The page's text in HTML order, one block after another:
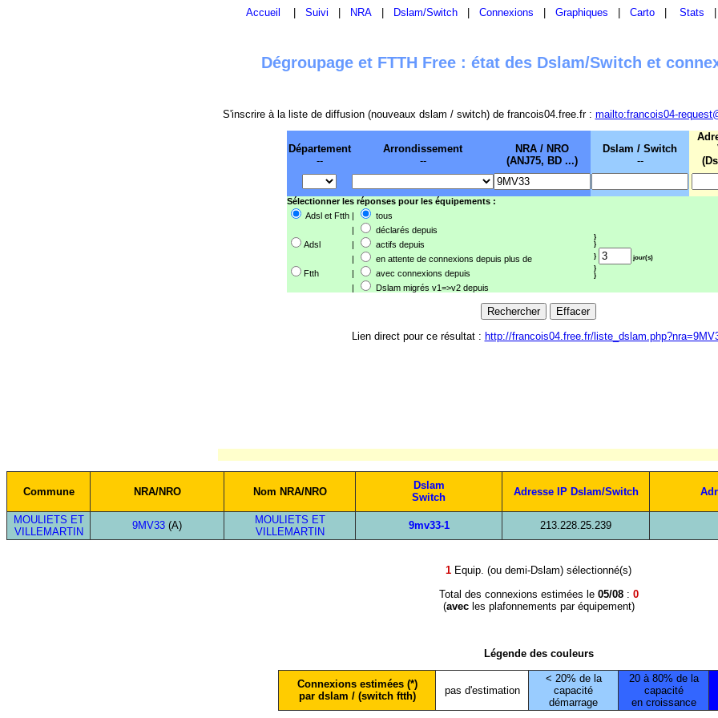
Accueil Suivi NRA Dslam/Switch Connexions Graphiques Carto Stats
Dégroupage et FTTH Free : état des Dslam/Switch et
S'inscrire à la liste de diffusion (nouveaux dslam / switch) de francois04.free.fr : mailto:francois04-
Département
--
Arrondissement
--
NRA / NRO
(ANJ75, BD ...)
Dslam / Switch
--
Sélectionner les réponses pour les équipements :
Adsl et Ftth |
tous
|
déclarés depuis
}
}
}
jour(s)
}
}
Adsl |
actifs depuis
|
en attente de connexions depuis plus de
Ftth
|
avec connexions depuis
|
Dslam migrés v1=>v2 depuis
Lien direct pour ce résultat : http://francois04.free.fr/
Commune NRA/NRO Nom NRA/NRO
Dslam
Switch
Adresse IP Dslam/Switch
MOULIETS ET
VILLEMARTIN
9MV33 (A)
MOULIETS ET
VILLEMARTIN
9mv33-1 213.228.25.239
1 Equip. (ou demi-Dslam) sélectionné(s)
Total des connexions estimées le 05/08: 0
(avecles plafonnements par équipement)
Légende des couleurs
Connexions estimées (*)
par dslam / (switch ftth)
pas d'estimation
< 20% de la
capacité
démarrage
20 à 80% de la
capacité
en croissance